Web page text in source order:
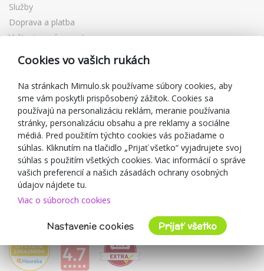
Služby
Doprava a platba
Vrátenie a výmena tovaru
Reklamácia
Zľavové kupóny
Blog
O predajcovi
Mimulo.sk
Obchodné podmienky
Ochrana osobných údajov GDPR
Kontakty
Spolupracujeme
Cookies vo vašich rukách
Na stránkach Mimulo.sk používame súbory cookies, aby
sme vám poskytli prispôsobený zážitok. Cookies sa
používajú na personalizáciu reklám, meranie používania
stránky, personalizáciu obsahu a pre reklamy a sociálne
médiá. Pred použitím týchto cookies vás požiadame o
súhlas. Kliknutím na tlačidlo „Prijať všetko“ vyjadrujete svoj
súhlas s použitím všetkých cookies. Viac informácií o správe
vašich preferencií a našich zásadách ochrany osobných
údajov nájdete tu.
Viac o súboroch cookies
Nastavenie cookies Prijať všetko